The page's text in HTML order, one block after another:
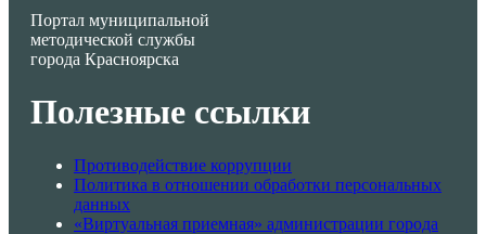
Портал муниципальной
методической службы
города Красноярска
Полезные ссылки
Противодействие коррупции
Политика в отношении обработки персональных
данных
«Виртуальная приемная» администрации города